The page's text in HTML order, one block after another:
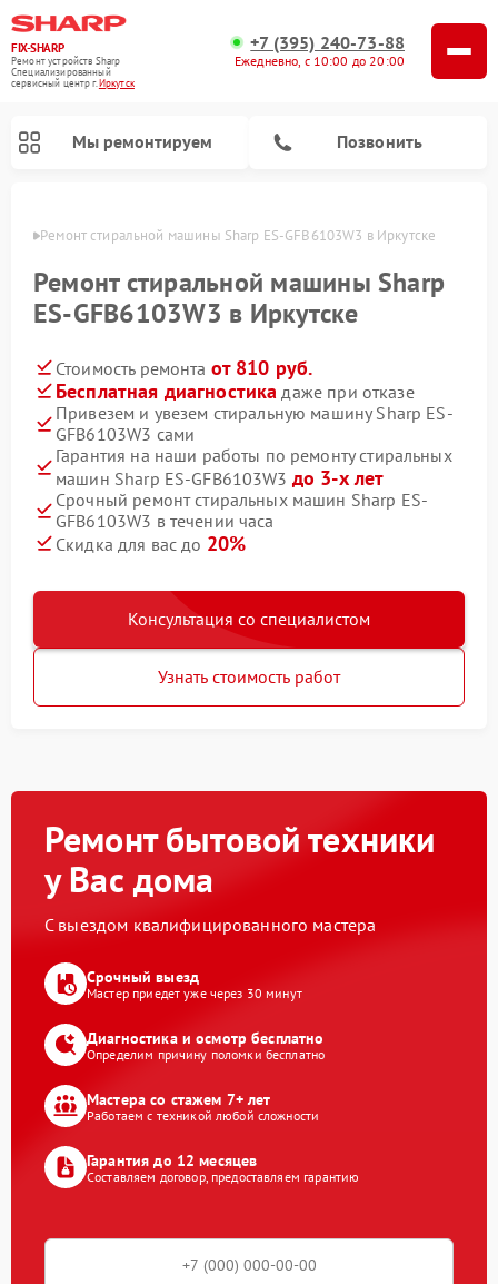
FIX-SHARP
Ремонт устройств Sharp
Специализированный
cервисный центр г.Иркутск
+7 (395) 240-73-88
Ежедневно, с 10:00 до 20:00
Мы ремонтируем Позвонить
Ремонт стиральной машины Sharp ES-GFB6103W3 в Иркутске
Ремонт стиральной машины Sharp
ES-GFB6103W3 в Иркутске
Стоимость ремонта от 810 руб.
Бесплатная диагностика даже при отказе
Привезем и увезем стиральную машину Sharp ES-
GFB6103W3 сами
Гарантия на наши работы по ремонту стиральных
машин Sharp ES-GFB6103W3 до 3-х лет
Срочный ремонт стиральных машин Sharp ES-
GFB6103W3 в течении часа
Скидка для вас до 20%
Консультация со специалистом
Узнать стоимость работ
Ремонт бытовой техники
у Вас дома
С выездом квалифицированного мастера
Срочный выезд
Мастер приедет уже через 30 минут
Диагностика и осмотр бесплатно
Определим причину поломки бесплатно
Мастера со стажем 7+ лет
Работаем с техникой любой сложности
Гарантия до 12 месяцев
Составляем договор, предоставляем гарантию